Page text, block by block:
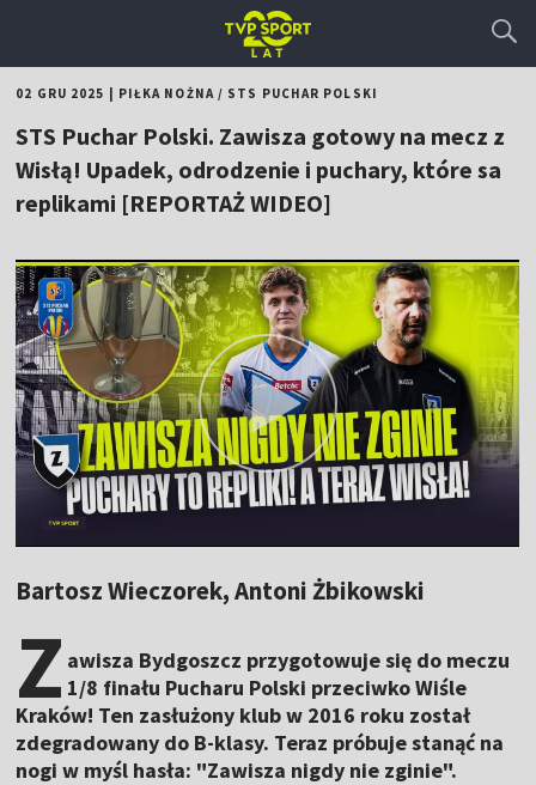
02 GRU 2025 PIŁKA NOŻNA/ STS PUCHAR POLSKI
STS Puchar Polski. Zawisza gotowy na mecz z
Wisłą! Upadek, odrodzenie i puchary, które sa
replikami [REPORTAŻ WIDEO]
Bartosz Wieczorek, Antoni Żbikowski
Z awisza Bydgoszcz przygotowuje się do meczu
1/8 finału Pucharu Polski przeciwko Wiśle
Kraków! Ten zasłużony klub w 2016 roku został
zdegradowany do B-klasy. Teraz próbuje stanąć na
nogi w myśl hasła: "Zawisza nigdy nie zginie".